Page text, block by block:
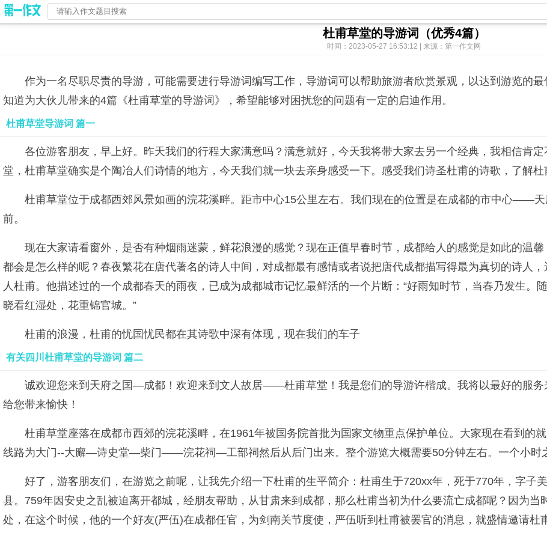
杜甫草堂的导游词（优秀4篇）
时间：2023-05-27 16:53:12 | 来源：第一作文网
作为一名尽职尽责的导游，可能需要进行导游词编写工作，导游词可以帮助旅游者欣赏景观，以达到游览的
知道为大伙儿带来的4篇《杜甫草堂的导游词》，希望能够对困扰您的问题有一定的启迪作用。
杜甫草堂导游词 篇一
各位游客朋友，早上好。昨天我们的行程大家满意吗？满意就好，今天我将带大家去另一个经典，我相信肯
堂，杜甫草堂确实是个陶冶人们诗情的地方，今天我们就一块去亲身感受一下。感受我们诗圣杜甫的诗歌，了解杜
杜甫草堂位于成都西郊风景如画的浣花溪畔。距市中心15公里左右。我们现在的位置是在成都的市中心——
前。
现在大家请看窗外，是否有种烟雨迷蒙，鲜花浪漫的感觉？现在正值早春时节，成都给人的感觉是如此的温
都会是怎么样的呢？春夜繁花在唐代著名的诗人中间，对成都最有感情或者说把唐代成都描写得最为真切的诗人
人杜甫。他描述过的一个成都春天的雨夜，已成为成都城市记忆最鲜活的一个片断：“好雨知时节，当春乃发生。
晓看红湿处，花重锦官城。”
杜甫的浪漫，杜甫的忧国忧民都在其诗歌中深有体现，现在我们的车子
有关四川杜甫草堂的导游词 篇二
诚欢迎您来到天府之国—成都！欢迎来到文人故居——杜甫草堂！我是您们的导游许楷成。我将以最好的服
给您带来愉快！
杜甫草堂座落在成都市西郊的浣花溪畔，在1961年被国务院首批为国家文物重点保护单位。大家现在看到的
线路为大门--大廨—诗史堂—柴门——浣花祠—工部祠然后从后门出来。整个游览大概需要50分钟左右。一个小时
好了，游客朋友们，在游览之前呢，让我先介绍一下杜甫的生平简介：杜甫生于720xx年，死于770年，字子
县。759年因安史之乱被迫离开都城，经朋友帮助，从甘肃来到成都，那么杜甫当初为什么要流亡成都呢？因为
处，在这个时候，他的一个好友(严伍)在成都任官，为剑南关节度使，严伍听到杜甫被罢官的消息，就盛情邀请杜